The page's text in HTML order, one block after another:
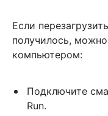
Если
получилось,
компьютером:
Подключите
Run.